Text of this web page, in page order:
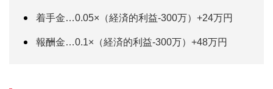
着手金…0.05×（経済的利益-300万）+24万円
報酬金…0.1×（経済的利益-300万）+48万円